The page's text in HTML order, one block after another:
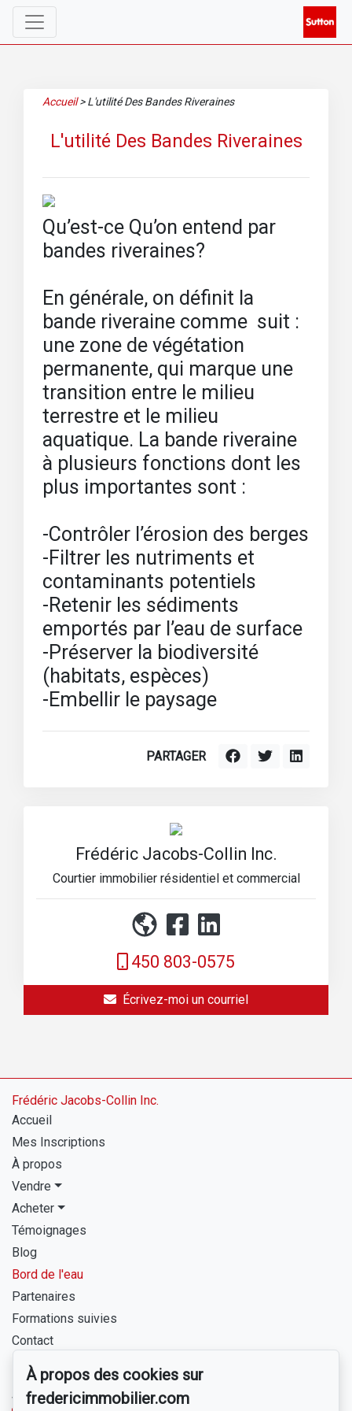
Accueil >L'utilité Des Bandes Riveraines
L'utilité Des Bandes Riveraines
Qu’est-ce Qu’on entend par
bandes riveraines?
En générale, on définit la
bande riveraine comme suit :
une zone de végétation
permanente, qui marque une
transition entre le milieu
terrestre et le milieu
aquatique. La bande riveraine
à plusieurs fonctions dont les
plus importantes sont :
-Contrôler l’érosion des berges
-Filtrer les nutriments et
contaminants potentiels
-Retenir les sédiments
emportés par l’eau de surface
-Préserver la biodiversité
(habitats, espèces)
-Embellir le paysage
PARTAGER
Frédéric Jacobs-Collin Inc.
Courtier immobilier résidentiel et commercial
450 803-0575
Écrivez-moi un courriel
Frédéric Jacobs-Collin Inc.
Accueil
Mes Inscriptions
À propos
Vendre
Acheter
Témoignages
Blog
Bord de l'eau
Partenaires
Formations suivies
Contact
Pour me joindre
www.borddeleaulanaudiere.com
À propos des cookies sur
fredericimmobilier.com